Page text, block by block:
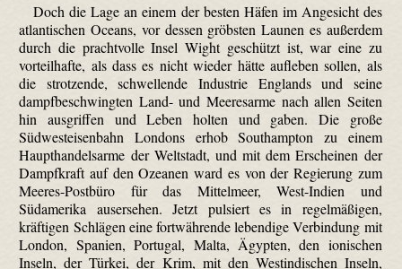
Doch die Lage an einem der besten Häfen im Angesicht des
atlantischen Oceans, vor dessen gröbsten Launen es außerdem
durch die prachtvolle Insel Wight geschützt ist, war eine zu
vorteilhafte, als dass es nicht wieder hätte aufleben sollen, als
die strotzende, schwellende Industrie Englands und seine
dampf­beschwingten Land- und Meeresarme nach allen Seiten
hin ausgriffen und Leben holten und gaben. Die große
Südwesteisenbahn Londons erhob Southampton zu einem
Haupthandelsarme der Weltstadt, und mit dem Erscheinen der
Dampfkraft auf den Ozeanen ward es von der Regierung zum
Meeres-Postbüro für das Mittelmeer, West-Indien und
Südamerika ausersehen. Jetzt pulsiert es in regelmäßigen,
kräftigen Schlägen eine fortwährende lebendige Verbindung mit
London, Spanien, Portugal, Malta, Ägypten, den ionischen
Inseln, der Türkei, der Krim, mit den Westindischen Inseln,